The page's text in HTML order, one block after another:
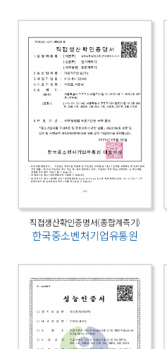
직접생산확인증명서(종합계측기)
한국중소벤처기업유통원